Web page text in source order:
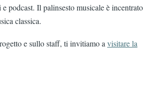
podcast. Il palinsesto musicale è incentrato
classica.
e sullo staff, ti invitiamo avisitare la